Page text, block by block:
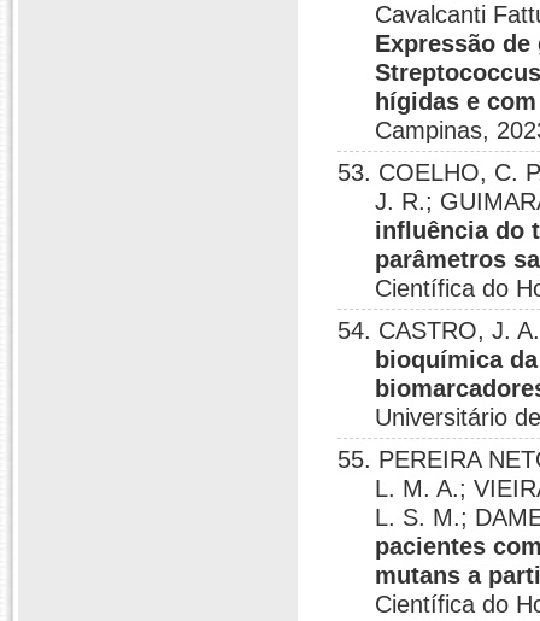
Cavalcanti
Expressão
hígidas e
Campinas,
53. COELHO, C.
J. R.;
influência do
parâmetros
Científica do
54. CASTRO, J.
bioquímica
Universitário
55. PEREIRA
L. M. A.;
L. S. M.;
pacientes
mutans a
Científica do